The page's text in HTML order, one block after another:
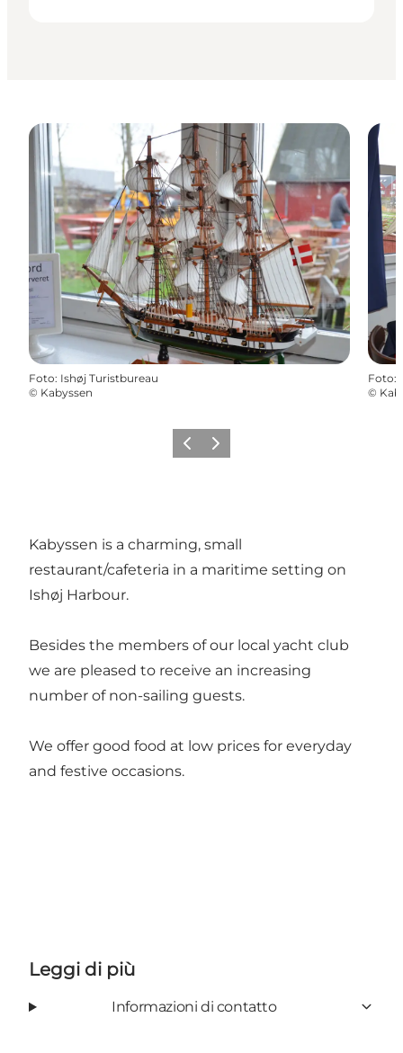
Foto: Ishøj Turistbureau
© Kabyssen
Foto:
©
Precedente
Avanti
Kabyssen is a charming, small
restaurant/cafeteria in a maritime setting on
Ishøj Harbour.
Besides the members of our local yacht club
we are pleased to receive an increasing
number of non-sailing guests.
We offer good food at low prices for everyday
and festive occasions.
Leggi di più
Informazioni di contatto